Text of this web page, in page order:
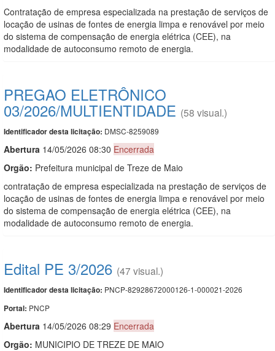
Contratação de empresa especializada na prestação de serviços de
locação de usinas de fontes de energia limpa e renovável por meio
do sistema de compensação de energia elétrica (CEE), na
modalidade de autoconsumo remoto de energia.
PREGAO ELETRÔNICO
03/2026/MULTIENTIDADE (58 visual.)
Identificador desta licitação: DMSC-8259089
Abertura 14/05/2026 08:30 Encerrada
Orgão: Prefeitura municipal de Treze de Maio
contratação de empresa especializada na prestação de serviços de
locação de usinas de fontes de energia limpa e renovável por meio
do sistema de compensação de energia elétrica (CEE), na
modalidade de autoconsumo remoto de energia.
Edital PE 3/2026 (47 visual.)
Identificador desta licitação: PNCP-82928672000126-1-000021-2026
Portal: PNCP
Abertura 14/05/2026 08:29 Encerrada
Orgão: MUNICIPIO DE TREZE DE MAIO